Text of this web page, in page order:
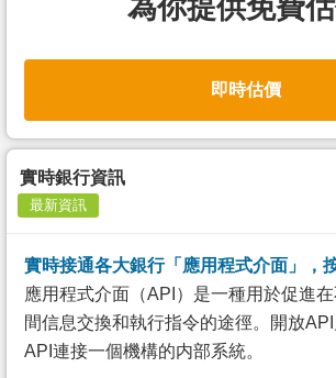
為你提供免費
即時估價
實時銀行資訊
最新資訊
實時接通各大銀行「應用程式介面」，
應用程式介面（API）是一種用於促進
間信息交換和執行指令的途徑。開放
API連接一個機構的内部系統。